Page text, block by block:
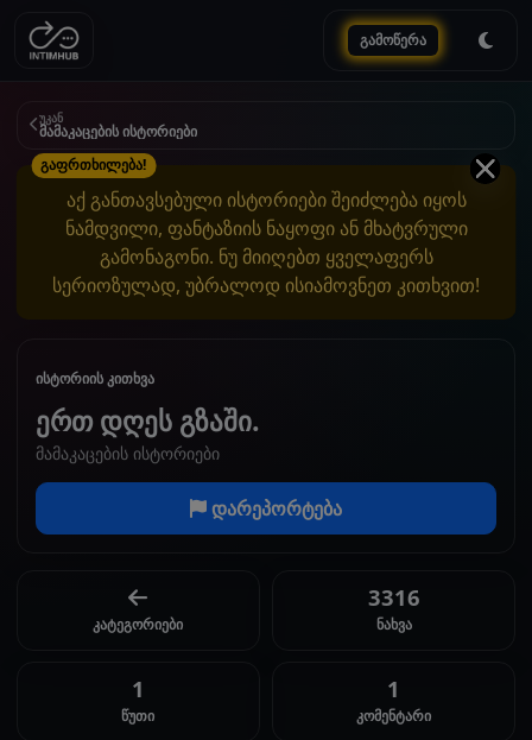
გამოწერა
უკან
მამაკაცების ისტორიები
გაფრთხილება!
აქ განთავსებული ისტორიები შეიძლება იყოს
ნამდვილი, ფანტაზიის ნაყოფი ან მხატვრული
გამონაგონი. ნუ მიიღებთ ყველაფერს
სერიოზულად, უბრალოდ ისიამოვნეთ კითხვით!
ისტორიის კითხვა
ერთ დღეს გზაში.
მამაკაცების ისტორიები
დარეპორტება
კატეგორიები
3316
ნახვა
1
წუთი
1
კომენტარი